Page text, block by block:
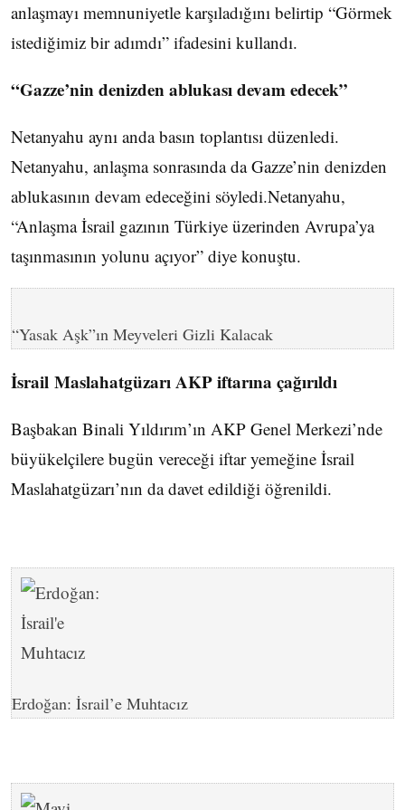
anlaşmayı memnuniyetle karşıladığını belirtip “Görmek
istediğimiz bir adımdı” ifadesini kullandı.
“Gazze’nin denizden ablukası devam edecek”
Netanyahu aynı anda basın toplantısı düzenledi.
Netanyahu, anlaşma sonrasında da Gazze’nin denizden
ablukasının devam edeceğini söyledi.Netanyahu,
“Anlaşma İsrail gazının Türkiye üzerinden Avrupa’ya
taşınmasının yolunu açıyor” diye konuştu.
“Yasak Aşk”ın Meyveleri Gizli Kalacak
İsrail Maslahatgüzarı AKP iftarına çağırıldı
Başbakan Binali Yıldırım’ın AKP Genel Merkezi’nde
büyükelçilere bugün vereceği iftar yemeğine İsrail
Maslahatgüzarı’nın da davet edildiği öğrenildi.
Erdoğan: İsrail’e Muhtacız